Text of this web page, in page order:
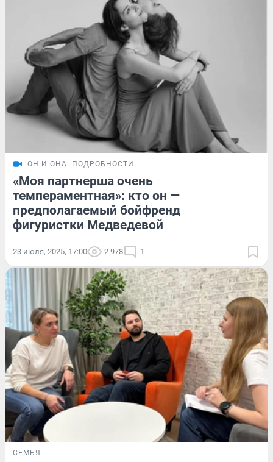
ОН И ОНА ПОДРОБНОСТИ
«Моя партнерша очень
темпераментная»: кто он —
предполагаемый бойфренд
фигуристки Медведевой
23 июля, 2025, 17:00 2 978 1
СЕМЬЯ